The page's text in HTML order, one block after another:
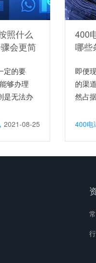
照什么
会更简
定的要
够办理
是无法办
2021-08-25
400
哪些
即便
的渠
然占
400电